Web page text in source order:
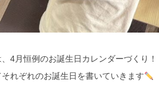
4月恒例のお誕生日カレンダーづくり！
れぞれのお誕生日を書いていきます